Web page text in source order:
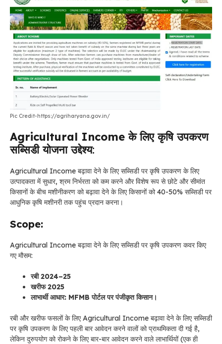
Pic Credit-https://agriharyana.gov.in/
Agricultural Income के लिए कृषि उपकरण
सब्सिडी योजनाउद्देश्य:
Agricultural Income बढ़ावा देने के लिए सब्सिडी पर कृषि उपकरण के लिए
उत्पादकता में सुधार, श्रम निर्भरता को कम करने और विशेष रूप से छोटे और सीमांत
किसानों के बीच मशीनीकरण को बढ़ावा देने के लिए किसानों को 40-50% सब्सिडी पर
आधुनिक कृषि मशीनरी तक पहुंच प्रदान करना।
Scope:
Agricultural Income बढ़ावा देने के लिए सब्सिडी पर कृषि उपकरण कवर किए
गए मौसम:
रबी 2024–25
खरीफ 2025
लाभार्थी आधार: MFMB पोर्टल पर पंजीकृत किसान।
रबी और खरीफ फसलों के लिए Agricultural Income बढ़ावा देने के लिए सब्सिडी
पर कृषि उपकरण के लिए पहली बार आवेदन करने वालों को प्राथमिकता दी गई है,
लेकिन दुरुपयोग को रोकने के लिए बार-बार आवेदन करने वाले लाभार्थियों (एक ही